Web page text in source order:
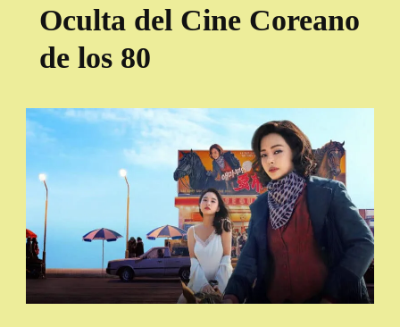
Oculta del Cine Coreano
de los 80